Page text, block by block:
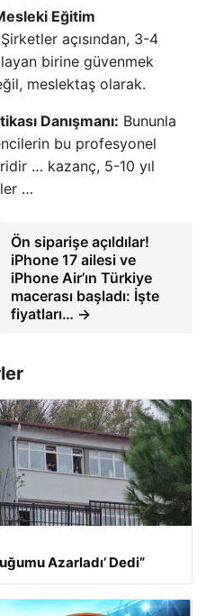
Eğitim
Şirketler açısından, 3-4
birine güvenmek
meslektaş olarak.
Danışmanı: Bununla
bu profesyonel
… kazanç, 5-10 yıl
…
Ön siparişe açıldılar!
iPhone 17 ailesi ve
iPhone Air’ın Türkiye
macerası başladı: İşte
fiyatları… →
Azarladı’ Dedi”